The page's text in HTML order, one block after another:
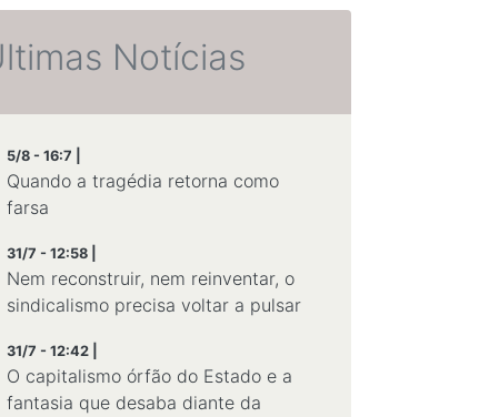
Notícias
5/8 - 16:7 |
Quando a tragédia retorna como
farsa
31/7 - 12:58 |
Nem reconstruir, nem reinventar, o
sindicalismo precisa voltar a pulsar
31/7 - 12:42 |
O capitalismo órfão do Estado e a
fantasia que desaba diante da